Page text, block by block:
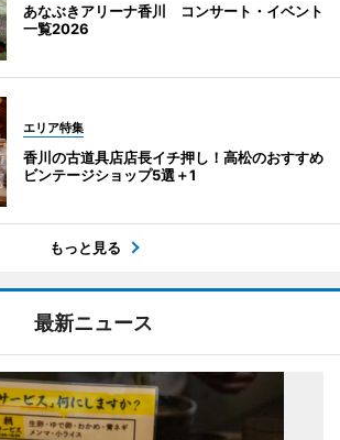
あなぶきアリーナ香川 コンサート・イベント
一覧2026
エリア特集
香川の古道具店店長イチ押し！高松のおすすめ
ビンテージショップ5選＋1
もっと見る
最新ニュース